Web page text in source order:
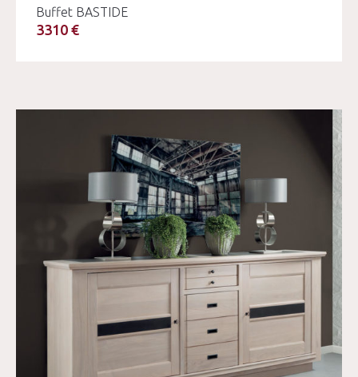
Buffet BASTIDE
3310 €